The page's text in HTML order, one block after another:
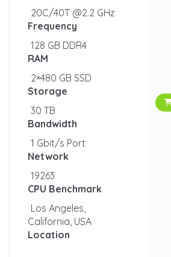
20C/40T @2.2 GHz
Frequency
128 GB DDR4
RAM
2×480 GB SSD
Storage
30 TB
Bandwidth
1 Gbit/s Port
Network
19263
CPU Benchmark
Los Angeles,
California, USA
Location